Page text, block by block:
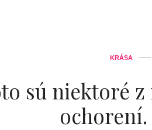
KRÁSA
sú niektoré z
ochorení.